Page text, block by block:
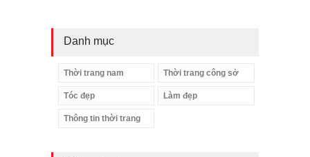
Danh mục
Thời trang nam Thời trang công sở
Tóc đẹp Làm đẹp
Thông tin thời trang